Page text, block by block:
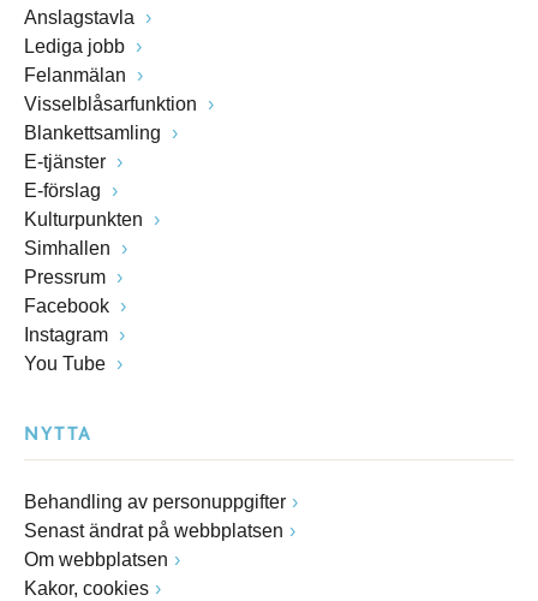
Anslagstavla
Lediga jobb
Felanmälan
Visselblåsarfunktion
Blankettsamling
E-tjänster
E-förslag
Kulturpunkten
Simhallen
Pressrum
Facebook
Instagram
You Tube
NYTTA
Behandling av personuppgifter
Senast ändrat på webbplatsen
Om webbplatsen
Kakor, cookies